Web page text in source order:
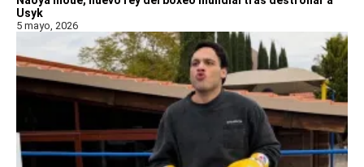
Usyk
5 mayo, 2026